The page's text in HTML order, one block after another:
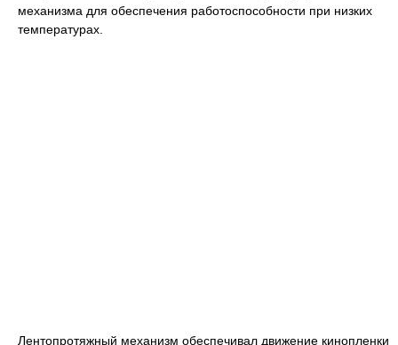
механизма для обеспечения работоспособности при низких
температурах.
Лентопротяжный механизм обеспечивал движение кинопленки